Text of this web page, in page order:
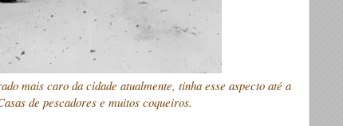
mais caro da cidade atualmente, tinha esse aspecto até a
de pescadores e muitos coqueiros.